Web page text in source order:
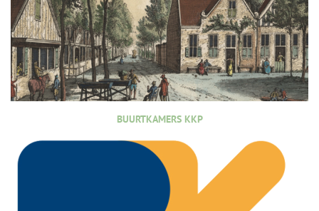
BUURTKAMERS KKP